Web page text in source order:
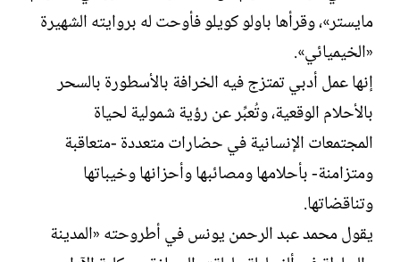
مايستر»، وقرأها باولو كويلو فأوحت له بروايته الشهيرة
«الخيميائي».
إنها عمل أدبي تمتزج فيه الخرافة بالأسطورة بالسحر
بالأحلام الوقعية، وتُعبِّر عن رؤية شمولية لحياة
المجتمعات الإنسانية في حضارات متعددة -متعاقبة
ومتزامنة- بأحلامها ومصائبها وأحزانها وخيباتها
وتناقضاتها.
يقول محمد عبد الرحمن يونس في أطروحته «المدينة